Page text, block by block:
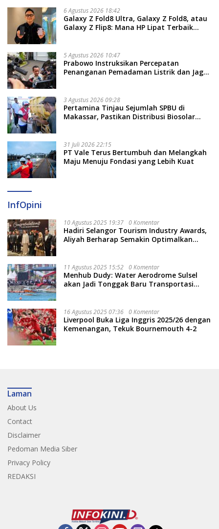
6 Agustus 2026 18:42
Galaxy Z Fold8 Ultra, Galaxy Z Fold8, atau
Galaxy Z Flip8: Mana HP Lipat Terbaik
5 Agustus 2026 10:47
Prabowo Instruksikan Percepatan
Penanganan Pemadaman Listrik dan Jaga
3 Agustus 2026 09:28
Pertamina Tinjau Sejumlah SPBU di
Makassar, Pastikan Distribusi Biosolar
31 Juli 2026 22:15
PT Vale Terus Bertumbuh dan Melangkah
Maju Menuju Fondasi yang Lebih Kuat
InfOpini
10 Agustus 2025 19:37 0 Komentar
Hadiri Selangor Tourism Industry Awards,
Aliyah Berharap Semakin Optimalkan
11 Agustus 2025 15:52 0 Komentar
Menhub Dudy: Water Aerodrome Sulsel
akan Jadi Tonggak Baru Transportasi
16 Agustus 2025 07:36 0 Komentar
Liverpool Buka Liga Inggris 2025/26 dengan
Kemenangan, Tekuk Bournemouth 4-2
Laman
About Us
Contact
Disclaimer
Pedoman Media Siber
Privacy Policy
REDAKSI